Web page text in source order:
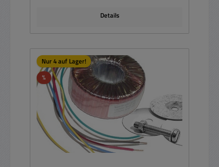
Details
Nur 4 auf Lager!
%Rabatt